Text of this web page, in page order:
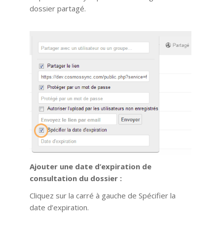
dossier partagé.
Ajouter une date d’expiration de
consultation du dossier :
Cliquez sur la carré à gauche de Spécifier la
date d’expiration.